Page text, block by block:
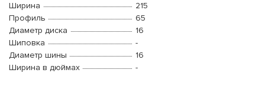
Ширина
215
Профиль
65
Диаметр диска
16
Шиповка
-
Диаметр шины
16
Ширина в дюймах
-